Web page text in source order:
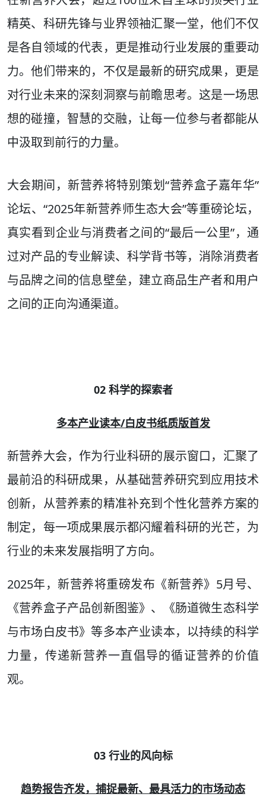
精英、科研先锋与业界领袖汇聚一堂，他们不仅
是各自领域的代表，更是推动行业发展的重要动
力。他们带来的，不仅是最新的研究成果，更是
对行业未来的深刻洞察与前瞻思考。这是一场思
想的碰撞，智慧的交融，让每一位参与者都能从
中汲取到前行的力量。
大会期间，新营养将特别策划“营养盒子嘉年华”
论坛、“2025年新营养师生态大会”等重磅论坛，
真实看到企业与消费者之间的“最后一公里”，通
过对产品的专业解读、科学背书等，消除消费者
与品牌之间的信息壁垒，建立商品生产者和用户
之间的正向沟通渠道。
02 科学的探索者
多本产业读本/白皮书纸质版首发
新营养大会，作为行业科研的展示窗口，汇聚了
最前沿的科研成果，从基础营养研究到应用技术
创新，从营养素的精准补充到个性化营养方案的
制定，每一项成果展示都闪耀着科研的光芒，为
行业的未来发展指明了方向。
2025年，新营养将重磅发布《新营养》5月号、
《营养盒子产品创新图鉴》、《肠道微生态科学
与市场白皮书》等多本产业读本，以持续的科学
力量，传递新营养一直倡导的循证营养的价值
观。
03 行业的风向标
趋势报告齐发，捕捉最新、最具活力的市场动态